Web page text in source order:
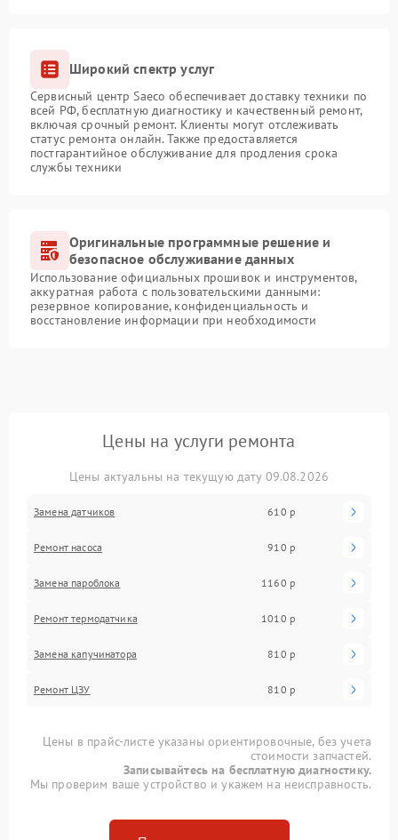
Широкий спектр услуг
Сервисный центр Saeco обеспечивает доставку техники по
всей РФ, бесплатную диагностику и качественный ремонт,
включая срочный ремонт. Клиенты могут отслеживать
статус ремонта онлайн. Также предоставляется
постгарантийное обслуживание для продления срока
службы техники
Оригинальные программные решение и
безопасное обслуживание данных
Использование официальных прошивок и инструментов,
аккуратная работа с пользовательскими данными:
резервное копирование, конфиденциальность и
восстановление информации при необходимости
Цены на услуги ремонта
Цены актуальны на текущую дату 09.08.2026
Замена датчиков 610 р
Ремонт насоса 910 р
Замена пароблока 1160 р
Ремонт термодатчика 1010 р
Замена капучинатора 810 р
Ремонт ЦЗУ 810 р
Цены в прайс-листе указаны ориентировочные, без учета
стоимости запчастей.
Записывайтесь на бесплатную диагностику.
Мы проверим ваше устройство и укажем на неисправность.